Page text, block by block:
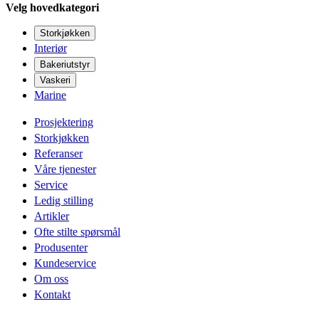
Velg hovedkategori
Storkjøkken
Interiør
Bakeriutstyr
Vaskeri
Marine
Prosjektering
Storkjøkken
Referanser
Våre tjenester
Service
Ledig stilling
Artikler
Ofte stilte spørsmål
Produsenter
Kundeservice
Om oss
Kontakt